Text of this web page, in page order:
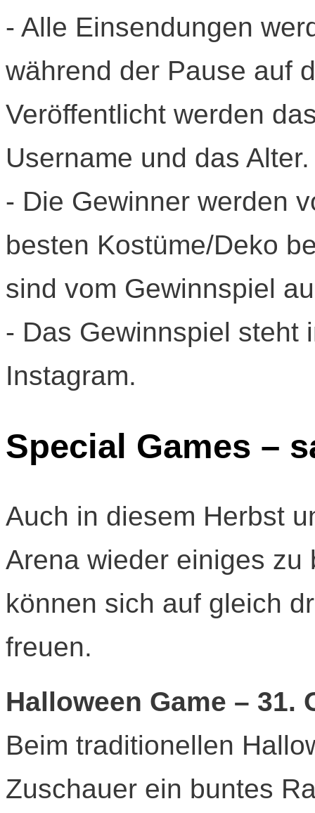
- Alle Einsendungen
während der Pause auf
Veröffentlicht werden
Username und das Alter.
- Die Gewinner werden
besten Kostüme/Deko
sind vom Gewinnspiel
- Das Gewinnspiel steht
Instagram.
Special Games –
Auch in diesem Herbst
Arena wieder einiges zu
können sich auf gleich
freuen.
Halloween Game – 31.
Beim traditionellen
Zuschauer ein buntes